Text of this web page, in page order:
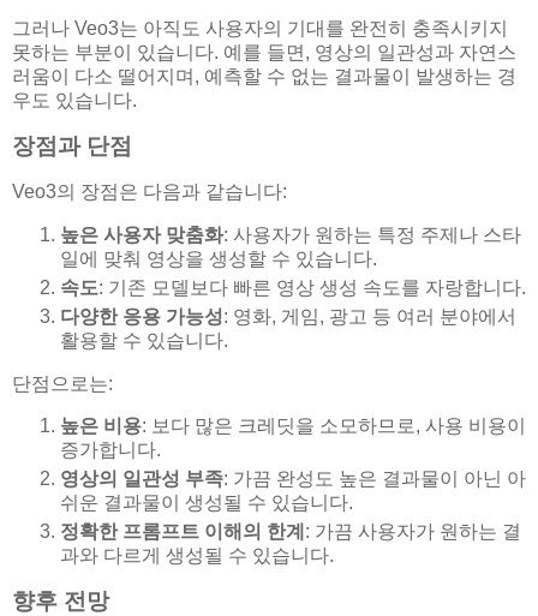
그러나 Veo3는 아직도 사용자의 기대를 완전히 충족시키지
못하는 부분이 있습니다. 예를 들면, 영상의 일관성과 자연스
러움이 다소 떨어지며, 예측할 수 없는 결과물이 발생하는 경
우도 있습니다.
장점과 단점
Veo3의 장점은 다음과 같습니다:
높은 사용자 맞춤화: 사용자가 원하는 특정 주제나 스타
일에 맞춰 영상을 생성할 수 있습니다.
속도: 기존 모델보다 빠른 영상 생성 속도를 자랑합니다.
다양한 응용 가능성: 영화, 게임, 광고 등 여러 분야에서
활용할 수 있습니다.
단점으로는:
높은 비용: 보다 많은 크레딧을 소모하므로, 사용 비용이
증가합니다.
영상의 일관성 부족: 가끔 완성도 높은 결과물이 아닌 아
쉬운 결과물이 생성될 수 있습니다.
정확한 프롬프트 이해의 한계 : 가끔 사용자가 원하는 결
과와 다르게 생성될 수 있습니다.
향후 전망